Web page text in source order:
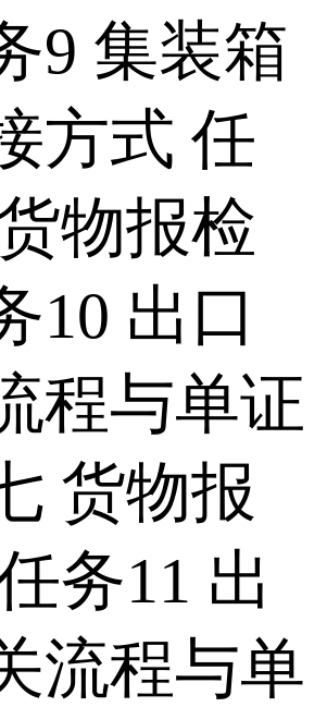
9 集装箱
方式 任
物报检
10 出口
程与单证
货物报
务11 出
流程与单